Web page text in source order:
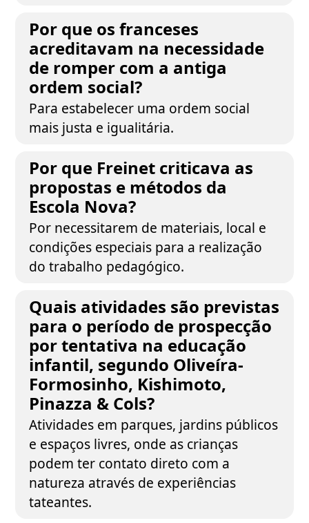
Por que os franceses
acreditavam na necessidade
de romper com a antiga
ordem social?
Para estabelecer uma ordem social
mais justa e igualitária.
Por que Freinet criticava as
propostas e métodos da
Escola Nova?
Por necessitarem de materiais, local e
condições especiais para a realização
do trabalho pedagógico.
Quais atividades são previstas
para o período de prospecção
por tentativa na educação
infantil, segundo Oliveíra-
Formosinho, Kishimoto,
Pinazza & Cols?
Atividades em parques, jardins públicos
e espaços livres, onde as crianças
podem ter contato direto com a
natureza através de experiências
tateantes.